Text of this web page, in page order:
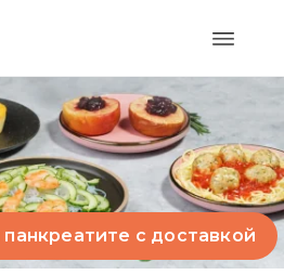
с доставкой
с доставкой